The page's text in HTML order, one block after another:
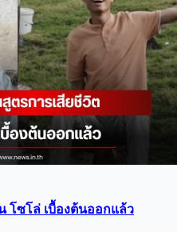
โซโล่ เบื้องต้นออกแล้ว